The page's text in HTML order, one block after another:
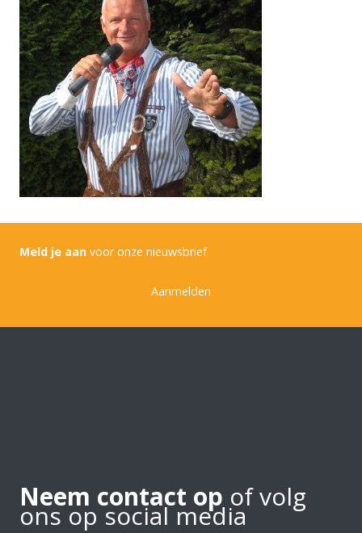
Meld je aan voor onze nieuwsbrief
Aanmelden
Neem contact op of volg
ons op social media